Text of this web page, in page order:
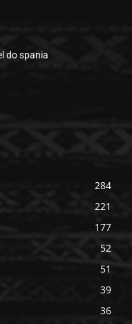
do spania
284
221
177
52
51
39
36